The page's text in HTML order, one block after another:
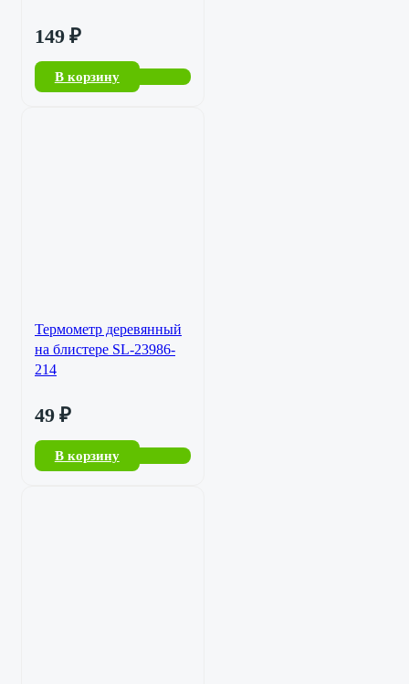
149 ₽
В корзину
Термометр деревянный
на блистере SL-23986-
214
49 ₽
В корзину